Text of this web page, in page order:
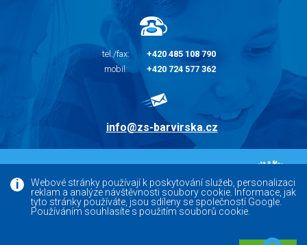
Webové stránky používají k poskytování služeb, personalizaci
reklam a analýze návštěvnosti soubory cookie. Informace, jak
tyto stránky používáte, jsou sdíleny se společností Google.
Používáním souhlasíte s použitím souborů cookie.
tel./fax:
+420 485 108 790
mobil:
+420 724 577 362
info@zs-barvirska.cz
Facebook